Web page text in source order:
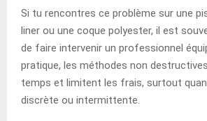
Si tu rencontres ce problème sur une
liner ou une coque polyester, il est
de faire intervenir un professionnel
pratique, les méthodes non
temps et limitent les frais, surtout
discrète ou intermittente.